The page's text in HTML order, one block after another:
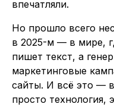
впечатляли.
Но прошло всего
в 2025-м — в мире,
пишет текст, а
маркетинговые
сайты. И всё это —
просто технология,